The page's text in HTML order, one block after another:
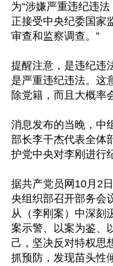
为“涉嫌严重违纪违
正接受中央纪委国家
审查和监察调查。”
提醒注意，是违纪违
是严重违纪违法。这
除党籍，而且大概率
消息发布的当晚，中
部长李干杰代表全体
护党中央对李刚进行
据共产党员网10月2
央组织部召开部务会
从（李刚案）中深刻
案示警、以案为鉴、
己，坚决反对特权思
抓预防，发现苗头性